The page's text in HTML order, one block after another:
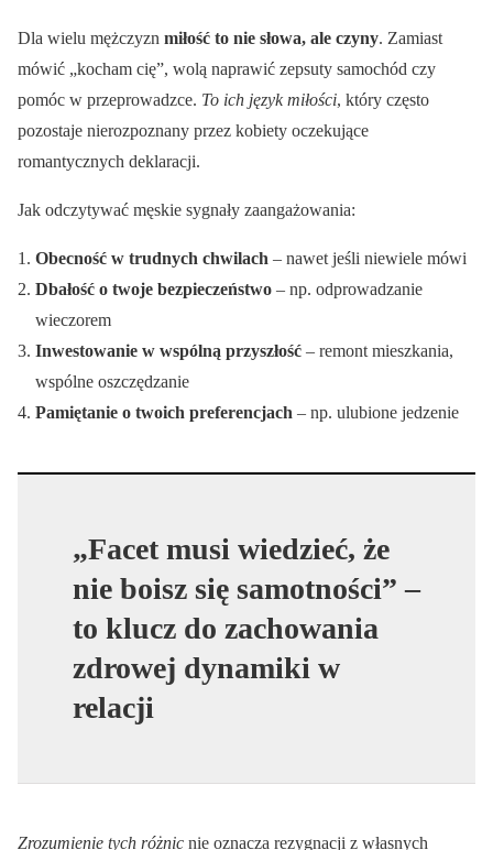
Dla wielu mężczyzn miłość to nie słowa, ale czyny. Zamiast
mówić „kocham cię”, wolą naprawić zepsuty samochód czy
pomóc w przeprowadzce. To ich język miłości, który często
pozostaje nierozpoznany przez kobiety oczekujące
romantycznych deklaracji.
Jak odczytywać męskie sygnały zaangażowania:
Obecność w trudnych chwilach – nawet jeśli niewiele mówi
Dbałość o twoje bezpieczeństwo – np. odprowadzanie
wieczorem
Inwestowanie w wspólną przyszłość – remont mieszkania,
wspólne oszczędzanie
Pamiętanie o twoich preferencjach – np. ulubione jedzenie
„Facet musi wiedzieć, że
nie boisz się samotności” –
to klucz do zachowania
zdrowej dynamiki w
relacji
Zrozumienie tych różnic nie oznacza rezygnacji z własnych